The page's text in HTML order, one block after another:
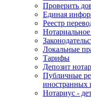
Проверить
Единая
Реестр
Локальные
Тарифы
Депозит
Публичные
иностранных
Нотариус -